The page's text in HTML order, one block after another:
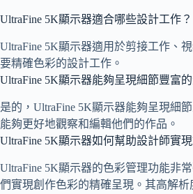
UltraFine 5K顯示器適合哪些設計工作？
UltraFine 5K顯示器適用於剪接工作、
要精確色彩的設計工作。
UltraFine 5K顯示器能夠呈現細節豐富
是的，UltraFine 5K顯示器能夠呈現細
能夠更好地觀察和編輯他們的作品。
UltraFine 5K顯示器如何幫助設計師實
UltraFine 5K顯示器的色彩管理功能非
們實現創作色彩的精確呈現。其高解